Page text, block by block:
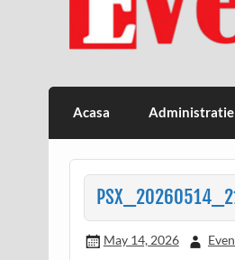
Acasa Administratie
May 14, 2026